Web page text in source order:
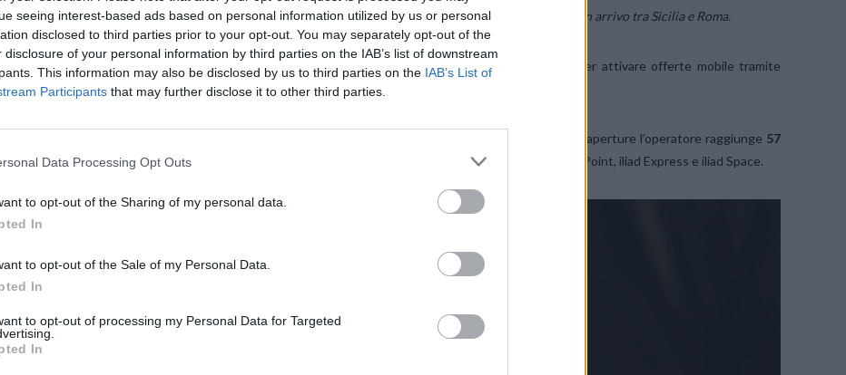
seeing interest-based ads based on personal information utilized by us or personal
disclosed to third parties prior to your opt-out. You may separately opt-out of the
disclosure of your personal information by third parties on the IAB’s list of downstream
This information may also be disclosed by us to third parties on the IAB’s List of
Participants that may further disclose it to other third parties.
Data Processing Opt Outs
to opt-out of the Sharing of my personal data.
In
to opt-out of the Sale of my Personal Data.
In
to opt-out of processing my Personal Data for Targeted
In
iliad apre il suo 54esimo Flagship Store italiano a Livorno e il 55esimo a Busto Arsizio. 56 e 57 in arrivo tra Sicilia e Roma.
In ogni Store si avrà la possibilità di ricevere assistenza dal personale specializzato per poter attivare offerte mobile tramite
Simbox, sottoscrivere l’offerta fibra e scoprire iliadbusiness, l’offerta mobile per aziende e P.IVA.
La rete commerciale di iliad prosegue senza sosta la propria espansione e, con queste nuove aperture l’operatore raggiunge 57
Flagship Store oltre agli attuali 6.000 punti vendita presenti in tutta Italia tra iliad Corner, iliad Point, iliad Express e iliad Space.